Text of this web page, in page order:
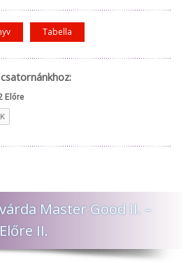
Tabella
Master Good II. –
II.